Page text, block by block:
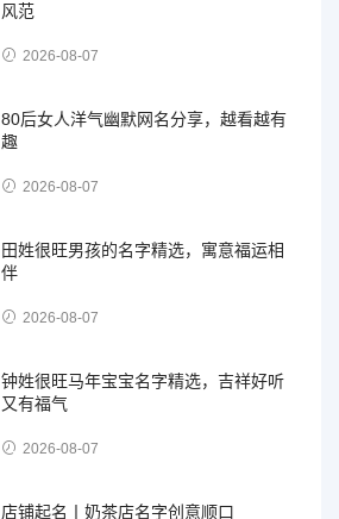
风范
2026-08-07
80后女人洋气幽默网名分享，越看越有
趣
2026-08-07
田姓很旺男孩的名字精选，寓意福运相
伴
2026-08-07
钟姓很旺马年宝宝名字精选，吉祥好听
又有福气
2026-08-07
店铺起名丨奶茶店名字创意顺口